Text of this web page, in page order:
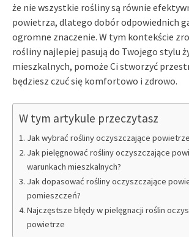
że nie wszystkie rośliny są równie
powietrza, dlatego dobór odpowiednich
ogromne znaczenie. W tym kontekście
rośliny najlepiej pasują do Twojego stylu
mieszkalnych, pomoże Ci stworzyć
będziesz czuć się komfortowo i zdrowo.
W tym artykule przeczytasz
Jak wybrać rośliny oczyszczające
Jak pielęgnować rośliny oczyszczające
warunkach mieszkalnych?
Jak dopasować rośliny oczyszczające
pomieszczeń?
Najczęstsze błędy w pielęgnacji roślin
powietrze